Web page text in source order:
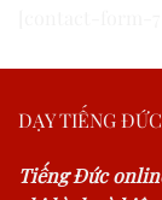
DẠY TIẾNG
Tiếng Đức